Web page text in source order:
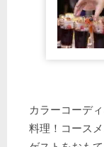
カラーコーデ
料理！コース